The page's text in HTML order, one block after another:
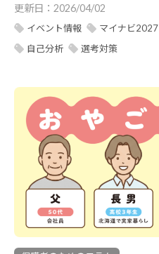
更新日： 2026/04/02
イベント情報 マイナビ2027
自己分析
選考対策